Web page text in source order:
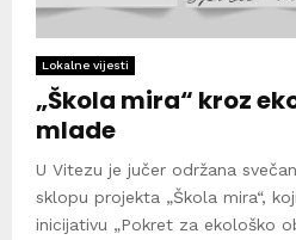
Lokalne vijesti
„Škola mira“ kroz
mlade
U Vitezu je jučer održana
sklopu projekta „Škola mira“,
inicijativu „Pokret za ekološko